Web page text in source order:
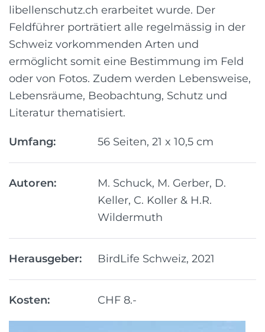
libellenschutz.ch erarbeitet wurde. Der
Feldführer porträtiert alle regelmässig in der
Schweiz vorkommenden Arten und
ermöglicht somit eine Bestimmung im Feld
oder von Fotos. Zudem werden Lebensweise,
Lebensräume, Beobachtung, Schutz und
Literatur thematisiert.
Umfang: 56 Seiten, 21 x 10,5 cm
Autoren:
M. Schuck, M. Gerber, D.
Keller, C. Koller & H.R.
Wildermuth
Herausgeber: BirdLife Schweiz, 2021
Kosten: CHF 8.-